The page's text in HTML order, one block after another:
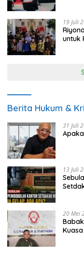
19 Juli
untuk
Berita Hukum &
31 Juli
13 Juli
20 Mei